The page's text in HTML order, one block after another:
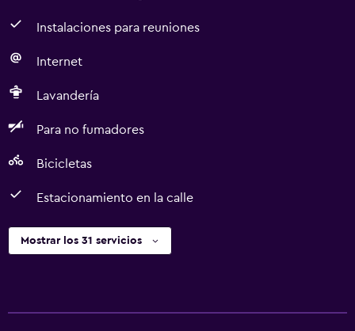
Instalaciones para reuniones
Internet
Lavandería
Para no fumadores
Bicicletas
Estacionamiento en la calle
Mostrar los 31 servicios